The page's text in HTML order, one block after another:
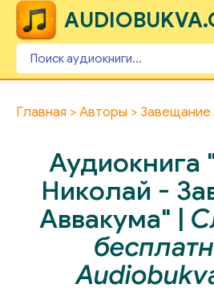
Главная Авторы Завещание
Аудиокнига
Николай -
Аввакума" |